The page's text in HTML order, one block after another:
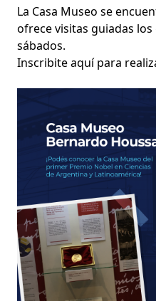
La Casa Museo se
ofrece visitas guiadas los
sábados.
Inscribiteaquípara